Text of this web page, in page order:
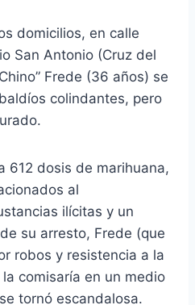
domicilios, en calle
San Antonio (Cruz del
Frede (36 años) se
colindantes, pero
612 dosis de marihuana,
al
ilícitas y un
su arresto, Frede (que
robos y resistencia a la
comisaría en un medio
tornó escandalosa.